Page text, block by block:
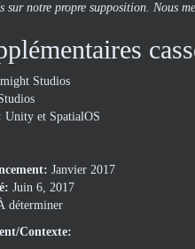
sur notre propre supposition. Nous
Studios
Unity et SpatialOS
Janvier 2017
Juin 6, 2017
déterminer
Contexte: